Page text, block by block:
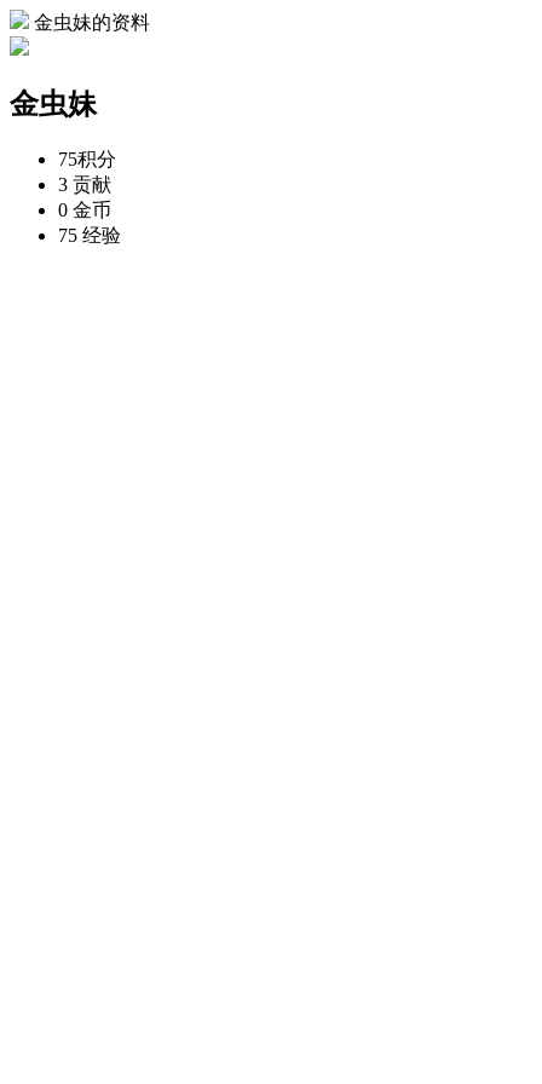
金虫妹的资料
金虫妹
75积分
3 贡献
0 金币
75 经验